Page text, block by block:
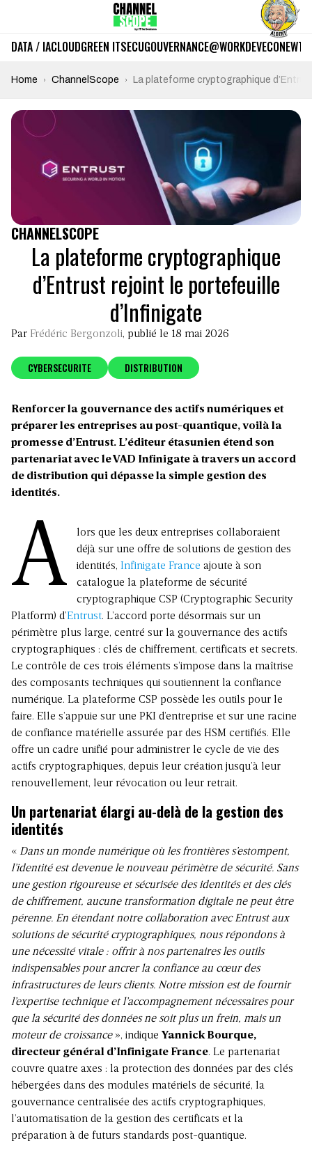
DATA / IACLOUDGREEN ITSECUGOUVERNANCE@WORKDEVECO
Home ChannelScope La plateforme cryptographique
CHANNELSCOPE
La plateforme cryptographique
d’Entrust rejoint le portefeuille
d’Infinigate
Par Frédéric Bergonzoli, publié le 18 mai 2026
CYBERSECURITE DISTRIBUTION
Renforcer la gouvernance des actifs numériques et
préparer les entreprises au post-quantique, voilà la
promesse d’Entrust. L’éditeur étasunien étend son
partenariat avec le VAD Infinigate à travers un accord
de distribution qui dépasse la simple gestion des
identités.
A
lors que les deux entreprises collaboraient
déjà sur une offre de solutions de gestion des
identités,Infinigate France ajoute à son
catalogue la plateforme de sécurité
cryptographique CSP (Cryptographic Security
Platform) d’Entrust. L’accord porte désormais sur un
périmètre plus large, centré sur la gouvernance des actifs
cryptographiques : clés de chiffrement, certificats et secrets.
Le contrôle de ces trois éléments s’impose dans la maîtrise
des composants techniques qui soutiennent la confiance
numérique. La plateforme CSP possède les outils pour le
faire. Elle s’appuie sur une PKI d’entreprise et sur une racine
de confiance matérielle assurée par des HSM certifiés. Elle
offre un cadre unifié pour administrer le cycle de vie des
actifs cryptographiques, depuis leur création jusqu’à leur
renouvellement, leur révocation ou leur retrait.
Un partenariat élargi au-delà de la gestion des
identités
« Dans un monde numérique où les frontières s’estompent,
l’identité est devenue le nouveau périmètre de sécurité. Sans
une gestion rigoureuse et sécurisée des identités et des clés
de chiffrement, aucune transformation digitale ne peut être
pérenne. En étendant notre collaboration avec Entrust aux
solutions de sécurité cryptographiques, nous répondons à
une nécessité vitale : offrir à nos partenaires les outils
indispensables pour ancrer la confiance au cœur des
infrastructures de leurs clients. Notre mission est de fournir
l’expertise technique et l’accompagnement nécessaires pour
que la sécurité des données ne soit plus un frein, mais un
moteur de croissance», indique Yannick Bourque,
directeur général d’Infinigate France. Le partenariat
couvre quatre axes : la protection des données par des clés
hébergées dans des modules matériels de sécurité, la
gouvernance centralisée des actifs cryptographiques,
l’automatisation de la gestion des certificats et la
préparation à de futurs standards post-quantique.